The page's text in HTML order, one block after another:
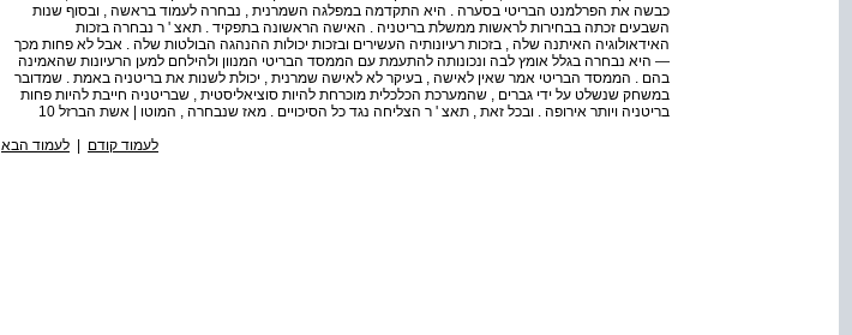
כבשה את הפרלמנט הבריטי בסערה . היא התקדמה במפלגה השמרנית , נבחרה לעמוד בראשה , ובסוף שנות
השבעים זכתה בבחירות לראשות ממשלת בריטניה . האישה הראשונה בתפקיד . תאצ ' ר נבחרה בזכות
האידאולוגיה האיתנה שלה , בזכות רעיונותיה העשירים ובזכות יכולות ההנהגה הבולטות שלה . אבל לא פחות מכך
— היא נבחרה בגלל אומץ לבה ונכונותה להתעמת עם הממסד הבריטי המנוון ולהילחם למען הרעיונות שהאמינה
בהם . הממסד הבריטי אמר שאין לאישה , בעיקר לא לאישה שמרנית , יכולת לשנות את בריטניה באמת . שמדובר
במשחק שנשלט על ידי גברים , שהמערכת הכלכלית מוכרחת להיות סוציאליסטית , שבריטניה חייבת להיות פחות
בריטניה ויותר אירופה . ובכל זאת , תאצ ' ר הצליחה נגד כל הסיכויים . מאז שנבחרה , המוטו | אשת הברזל 10
לעמוד קודם | לעמוד הבא